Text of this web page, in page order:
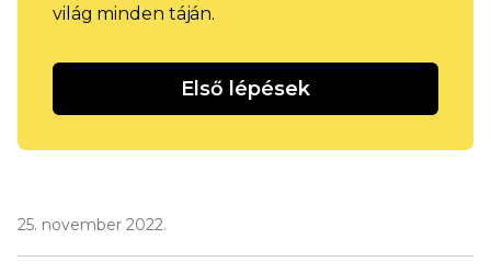
világ minden táján.
Első lépések
25. november 2022.